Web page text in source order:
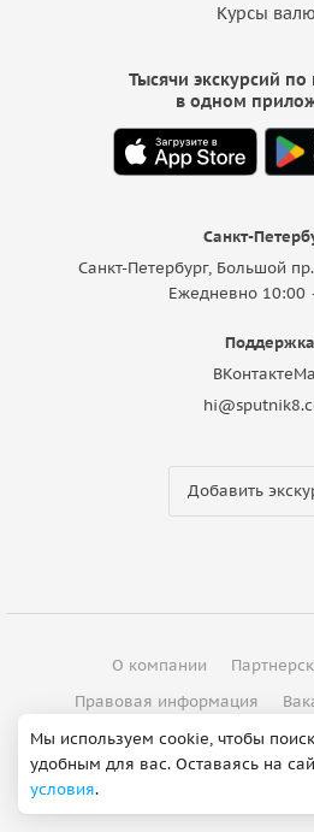
Курсы
Санкт-
Санкт-Петербург, Большой
Ежедневно 10:00
Поддержка
ВКонтакте
Добавить
Тысячи экскурсий
в одном
О компании
Правовая информация
Контакты
Мы используем cookie, чтобы
удобным для вас. Оставаясь на
условия.